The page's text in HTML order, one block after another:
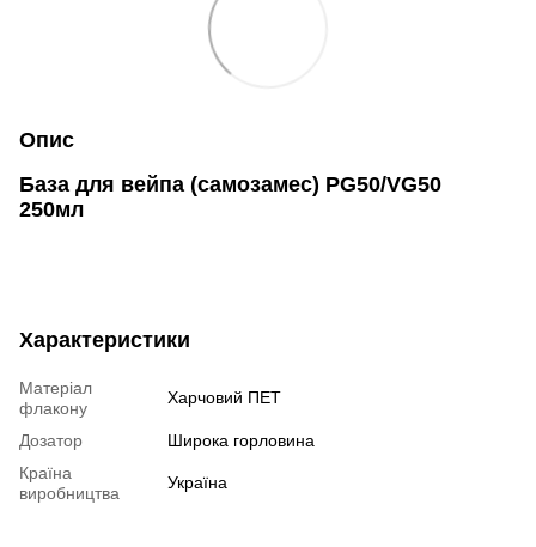
Опис
База для вейпа (самозамес) PG50/VG50
250мл
Характеристики
Матеріал
флакону
Харчовий ПЕТ
Дозатор
Широка горловина
Країна
виробництва
Україна